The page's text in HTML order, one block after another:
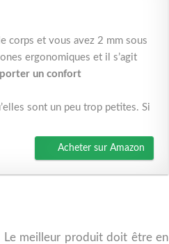
corps et vous avez 2 mm sous
ergonomiques et il s’agit
un confort
sont un peu trop petites. Si
Acheter sur Amazon
Le meilleur produit doit être en